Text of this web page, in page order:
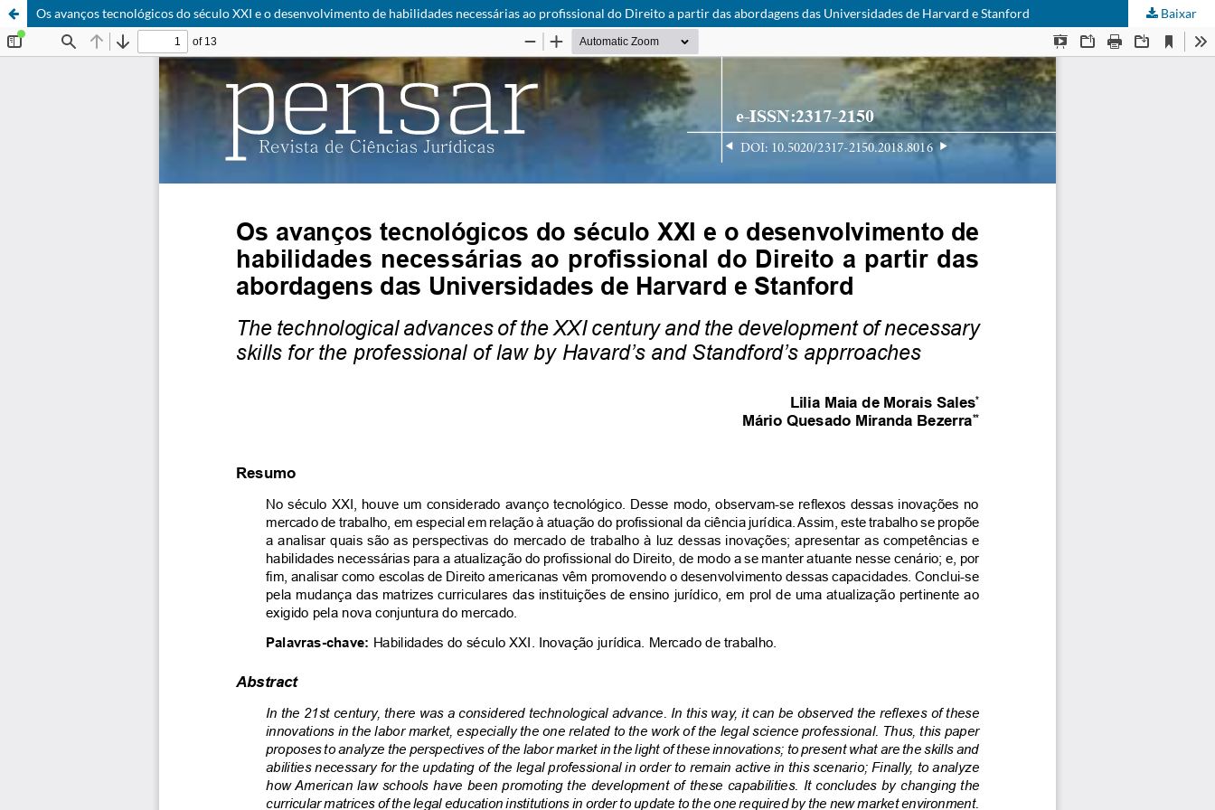
Os avanços tecnológicos do século XXI e o desenvolvimento de habilidades necessárias ao profissional do Direito a partir das abordagens das Universidades de Harvard e Stanford Baixar